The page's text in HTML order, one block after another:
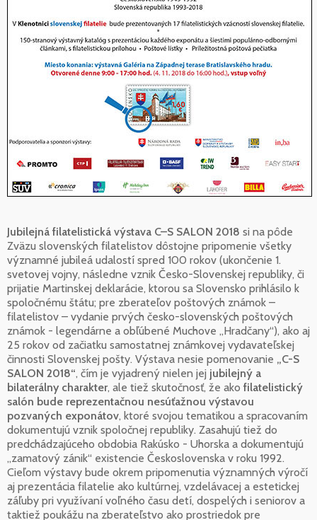
Jubilejná filatelistická výstava C–S SALON 2018 si na pôde
Zväzu slovenských filatelistov dôstojne pripomenie všetky
významné jubileá udalostí spred 100 rokov (ukončenie 1.
svetovej vojny, následne vznik Česko-Slovenskej republiky, či
prijatie Martinskej deklarácie, ktorou sa Slovensko prihlásilo k
spoločnému štátu; pre zberateľov poštových známok –
filatelistov – vydanie prvých česko-slovenských poštových
známok - legendárne a obľúbené Muchove „Hradčany“), ako aj
25 rokov od začiatku samostatnej známkovej vydavateľskej
činnosti Slovenskej pošty. Výstava nesie pomenovanie „C-S
SALON 2018“, čím je vyjadrený nielen jej jubilejný a
bilaterálny charakter, ale tiež skutočnosť, že ako filatelistický
salón bude reprezentačnou nesúťažnou výstavou
pozvaných exponátov, ktoré svojou tematikou a spracovaním
dokumentujú vznik spoločnej republiky. Zasahujú tiež do
predchádzajúceho obdobia Rakúsko - Uhorska a dokumentujú
„zamatový zánik“ existencie Československa v roku 1992.
Cieľom výstavy bude okrem pripomenutia významných výročí
aj prezentácia filatelie ako kultúrnej, vzdelávacej a estetickej
záľuby pri využívaní voľného času detí, dospelých i seniorov a
taktiež poukážu na zberateľstvo ako prostriedok pre